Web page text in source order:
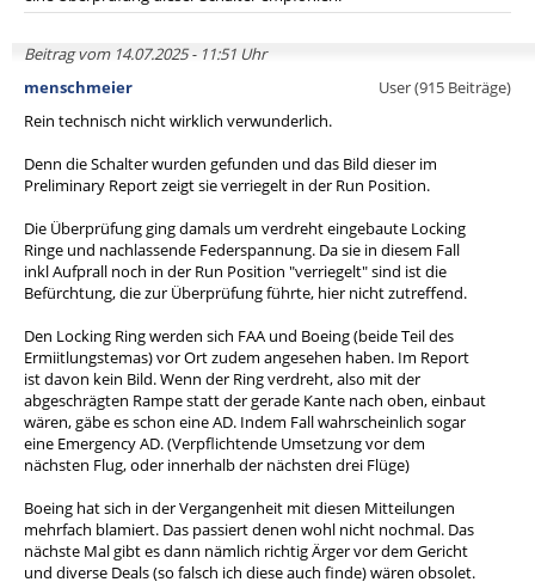
Beitrag vom 14.07.2025 - 11:51 Uhr
menschmeier
User (915 Beiträge)
Rein technisch nicht wirklich verwunderlich.
Denn die Schalter wurden gefunden und das Bild dieser im
Preliminary Report zeigt sie verriegelt in der Run Position.
Die Überprüfung ging damals um verdreht eingebaute Locking
Ringe und nachlassende Federspannung. Da sie in diesem Fall
inkl Aufprall noch in der Run Position "verriegelt" sind ist die
Befürchtung, die zur Überprüfung führte, hier nicht zutreffend.
Den Locking Ring werden sich FAA und Boeing (beide Teil des
Ermiitlungstemas) vor Ort zudem angesehen haben. Im Report
ist davon kein Bild. Wenn der Ring verdreht, also mit der
abgeschrägten Rampe statt der gerade Kante nach oben, einbaut
wären, gäbe es schon eine AD. Indem Fall wahrscheinlich sogar
eine Emergency AD. (Verpflichtende Umsetzung vor dem
nächsten Flug, oder innerhalb der nächsten drei Flüge)
Boeing hat sich in der Vergangenheit mit diesen Mitteilungen
mehrfach blamiert. Das passiert denen wohl nicht nochmal. Das
nächste Mal gibt es dann nämlich richtig Ärger vor dem Gericht
und diverse Deals (so falsch ich diese auch finde) wären obsolet.